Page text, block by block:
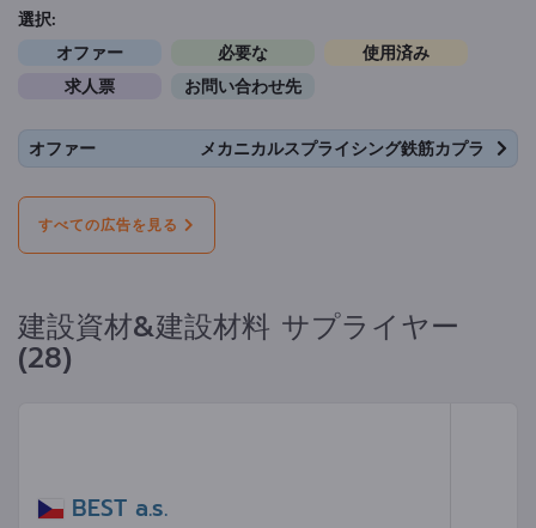
選択:
オファー
必要な
使用済み
求人票
お問い合わせ先
オファー メカニカルスプライシング鉄筋カプラ
すべての広告を見る
建設資材&建設材料 サプライヤー
(28)
BEST a.s.